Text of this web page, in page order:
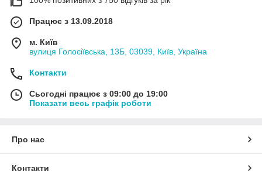
Працює з 13.09.2018
м. Київ
вулиця Голосіївська, 13Б, 03039, Київ, Україна
Контакти
Сьогодні працює з 09:00 до 19:00
Показати весь графік роботи
Про нас
Контакти